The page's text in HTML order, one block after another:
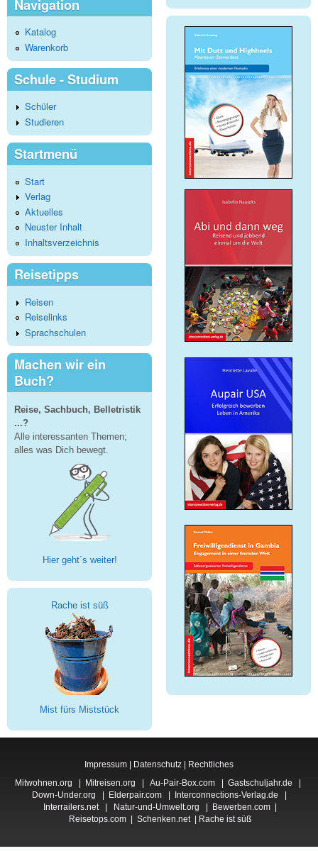
Navigation
Katalog
Warenkorb
Schule - Studium
Schüler
Studieren
Startmenü
Start
Verlag
Aktuelles
Neuster Inhalt
Inhaltsverzeichnis
Reisetipps
Reisen
Reiselinks
Sprachschulen
Machen wir ein
Buch?
Reise, Sachbuch, Belletristik
...?
Alle interessanten Themen;
alles was Dich bewegt.
Hier geht´s weiter!
Rache ist süß
Mist fürs Miststück
Impressum | Datenschutz | Rechtliches
Mitwohnen.org
Mitreisen.org Au-Pair-Box.com Gastschuljahr.de
Down-Under.org
Elderpair.com| Interconnections-Verlag.de
Interrailers.net| Natur-und-Umwelt.org Bewerben.com
Reisetops.com
Schenken.net| Rache ist süß